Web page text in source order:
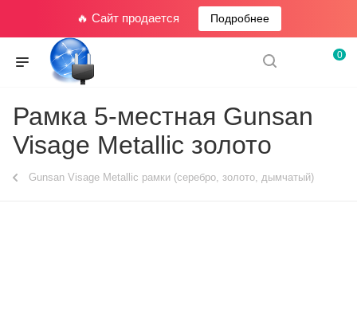
🔥 Сайт продается Подробнее
0
Рамка 5-местная Gunsan
Visage Metallic золото
Gunsan Visage Metallic рамки (серебро, золото, дымчатый)